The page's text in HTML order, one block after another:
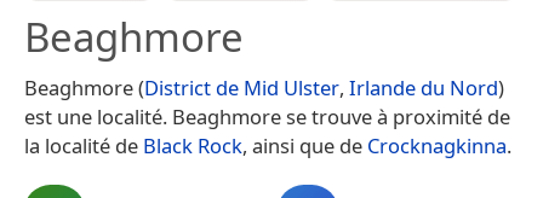
Beaghmore
Beaghmore (District de Mid Ulster, Irlande du Nord)
est une localité. Beaghmore se trouve à proximité de
la localité de Black Rock, ainsi que de Crocknagkinna.